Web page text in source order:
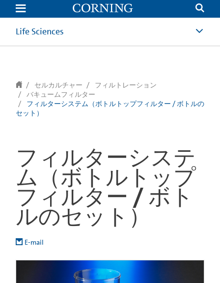
text.skipToContent
text.skipToNavigation
Life Sciences
セルカルチャー
フィルトレーション
バキュームフィルター
フィルターシステム（ボトルトップフィルター / ボトルの
セット）
フィルターシステ
ム（ボトルトップ
フィルター / ボト
ルのセット）
E-mail